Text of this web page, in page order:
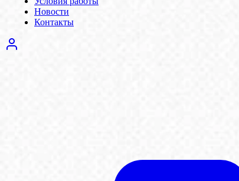
Новости
Контакты